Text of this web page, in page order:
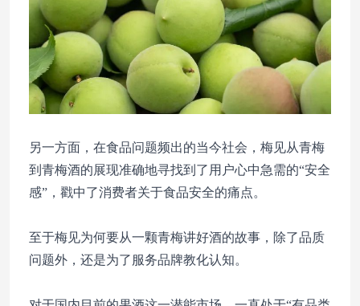
另一方面，在食品问题频出的当今社会，梅见从青梅
到青梅酒的展现准确地寻找到了用户心中急需的“安全
感”，戳中了消费者关于食品安全的痛点。
至于梅见为何要从一颗青梅讲好酒的故事，除了品质
问题外，还是为了服务品牌教化认知。